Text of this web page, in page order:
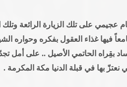
عجيمي على تلك الزيارة الرائعة وتلك
فيها غذاء العقول بفكره وحواره
بقِراه الحاتمي الأصيل .. على أمل
نعتزّ بها في قبلة الدنيا مكة المكرمة .